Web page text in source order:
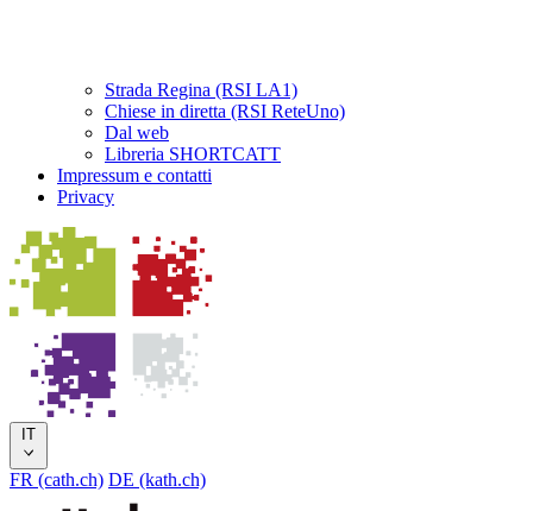
Strada Regina (RSI LA1)
Chiese in diretta (RSI ReteUno)
Dal web
Libreria SHORTCATT
Impressum e contatti
Privacy
IT
FR (cath.ch) DE (kath.ch)